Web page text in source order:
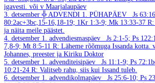
igavesti. või v Maarjalaupäev
3. detsember ╬ ADVENDI 1. PÜHAPÄEV
Js
80:2ac+3bc,15-16,18-19; 1Kr 1:3-9; Mk 13:33-37 R:
ja näita meile päästet.
4. detsember 1. advendiesmaspäev
Js 2:1-5; Ps
7,8-9; Mt 8:5-11 R: Läheme rõõmuga Issanda kotta.
Johannes, preester ja Kiriku Doktor
5. detsember 1. advenditeisipäev
Js 11:1-9; Ps
10:21-24 R: Valitseb rahu, siis kui Issand tuleb.
6. detsember 1. advendikolmapäev
Js 25:6-10; Ps